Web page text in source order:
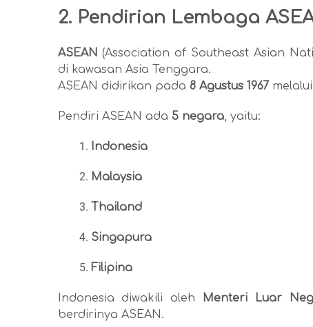
2. Pendirian Lembaga
ASEAN (Association of Southeast Asian
di kawasan Asia Tenggara.
ASEAN didirikan pada 8 Agustus 1967melalui
Pendiri ASEAN ada 5 negara, yaitu:
Indonesia
Malaysia
Thailand
Singapura
Filipina
Indonesia diwakili oleh Menteri Luar
berdirinya ASEAN.